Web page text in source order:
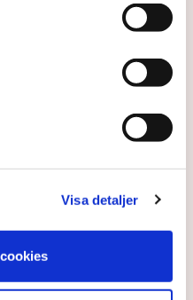
Visa detaljer
på djurvälfärd, enligt en
Rätt. Ett arbete som